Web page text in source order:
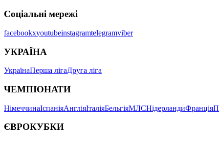
Соціальні мережі
facebookxyoutubeinstagramtelegramviber
УКРАЇНА
УкраїнаПерша лігаДруга ліга
ЧЕМПІОНАТИ
НімеччинаІспаніяАнгліяІталіяБельгіяМЛСНідерландиФранція
ЄВРОКУБКИ